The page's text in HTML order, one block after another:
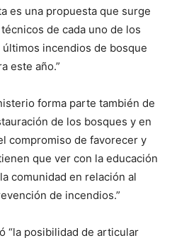
es una propuesta que surge
de cada uno de los
incendios de bosque
este año.”
forma parte también de
de los bosques y en
compromiso de favorecer y
que ver con la educación
comunidad en relación al
de incendios.”
“la posibilidad de articular